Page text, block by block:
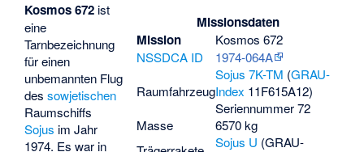
Missionsdaten
Mission
Kosmos 672
NSSDCA ID
1974-064A
Raumfahrzeug
Sojus 7K-TM (GRAU-
Index 11F615A12)
Seriennummer 72
Masse
6570 kg
Sojus U (GRAU-
Kosmos 672 ist
eine
Tarnbezeichnung
für einen
unbemannten Flug
dessowjetischen
Raumschiffs
Sojus im Jahr
1974. Es war in